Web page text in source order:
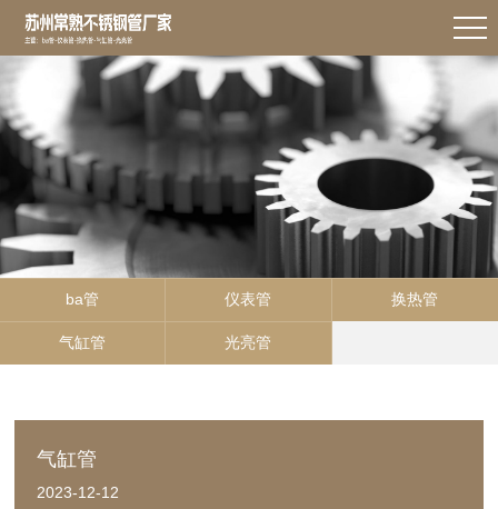
ba管 仪表管 换热管
气缸管 光亮管
气缸管
2023-12-12